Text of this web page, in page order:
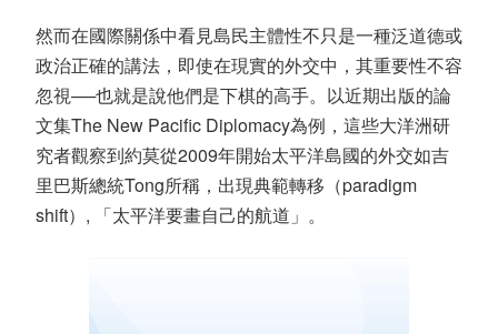
然而在國際關係中看見島民主體性不只是一種泛道德或
政治正確的講法，即使在現實的外交中，其重要性不容
忽視──也就是說他們是下棋的高手。以近期出版的論
文集The New Pacific Diplomacy為例，這些大洋洲研
究者觀察到約莫從2009年開始太平洋島國的外交如吉
里巴斯總統Tong所稱，出現典範轉移（paradigm
shift）, 「太平洋要畫自己的航道」。